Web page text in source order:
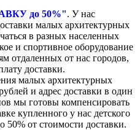
до 50%". У нас
малых архитектурных
в разных населенных
и спортивное оборудование
отдаленных от нас городов,
доставки.
малых архитектурных
и адрес доставки в один
мы готовы компенсировать
купленного у нас детского
50% от стоимости доставки.